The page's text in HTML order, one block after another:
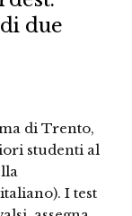
due
di Trento,
studenti al
I test